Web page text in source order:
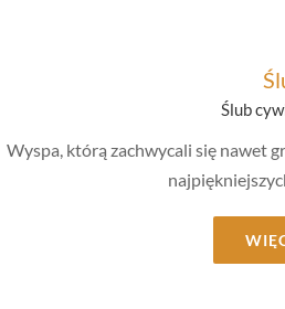
Ślub
Wyspa, którą zachwycali się nawet